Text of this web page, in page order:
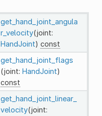
get_hand_joint_angula
r_velocity(joint:
HandJoint) const
get_hand_joint_flags
(joint: HandJoint)
const
get_hand_joint_linear_
velocity(joint: